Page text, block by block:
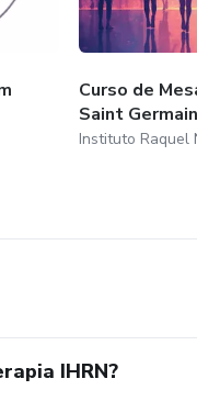
dentro, se fortalecer
Curso de
Saint Germain
Instituto Raquel
IHRN?